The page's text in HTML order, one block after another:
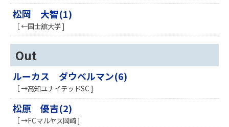
松岡 大智(1)
［ ←国士舘大学 ]
Out
ルーカス ダウベルマン(6)
［ →高知ユナイテッドSC ]
松原 優吉(2)
［ →FCマルヤス岡崎 ]